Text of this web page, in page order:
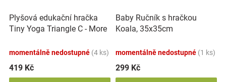
Plyšová edukační hračka
Tiny Yoga Triangle C - More
BabyOno
momentálně nedostupné (4 ks)
419 Kč
Baby Ručník s hračkou
Koala, 35x35cm
momentálně nedostupné (1 ks)
299 Kč